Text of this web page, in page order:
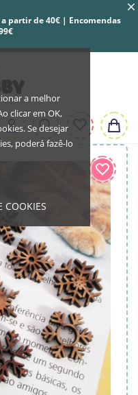
a melhor
clicar em OK,
Se desejar
poderá fazê-lo
COOKIES
a partir de 40€ | Encomendas